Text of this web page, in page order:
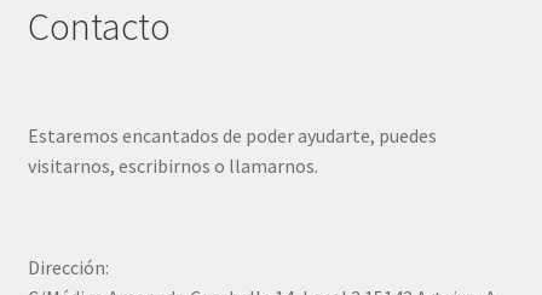
Contacto
Estaremos encantados de poder ayudarte, puedes
visitarnos, escribirnos o llamarnos.
Dirección: